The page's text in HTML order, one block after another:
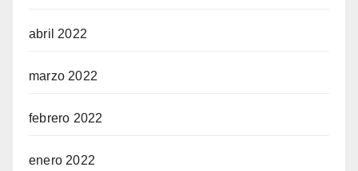
abril 2022
marzo 2022
febrero 2022
enero 2022